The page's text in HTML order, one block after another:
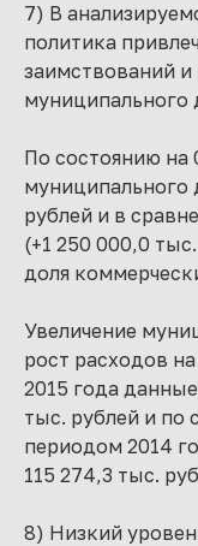
7) В
политика
заимствований
муниципального
По состоянию на
муниципального
рублей и в
(+1 250 000,0
доля
Увеличение
рост расходов
2015 года
тыс. рублей и по
периодом 2014
115 274,3 тыс.
8) Низкий